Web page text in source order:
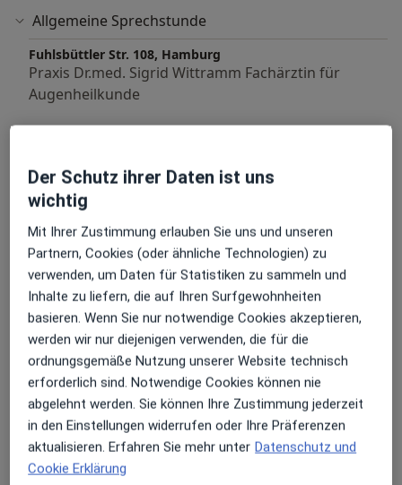
Allgemeine Sprechstunde
Fuhlsbüttler Str. 108, Hamburg
Praxis Dr.med. Sigrid Wittramm Fachärztin für
Augenheilkunde
Augenhintergrunduntersuchung
Augenlaser
Augenuntersuchung
Gutachten
Hornhautdickenmessung
Kinderbrillen
Kindersprechstunde
Kontrolluntersuchung
Kontrolluntersuchung Kinder
Der Schutz ihrer Daten ist uns
wichtig
Mit Ihrer Zustimmung erlauben Sie uns und unseren
Partnern, Cookies (oder ähnliche Technologien) zu
verwenden, um Daten für Statistiken zu sammeln und
Inhalte zu liefern, die auf Ihren Surfgewohnheiten
basieren. Wenn Sie nur notwendige Cookies akzeptieren,
werden wir nur diejenigen verwenden, die für die
ordnungsgemäße Nutzung unserer Website technisch
erforderlich sind. Notwendige Cookies können nie
abgelehnt werden. Sie können Ihre Zustimmung jederzeit
in den Einstellungen widerrufen oder Ihre Präferenzen
aktualisieren. Erfahren Sie mehr unter Datenschutz und
Cookie Erklärung